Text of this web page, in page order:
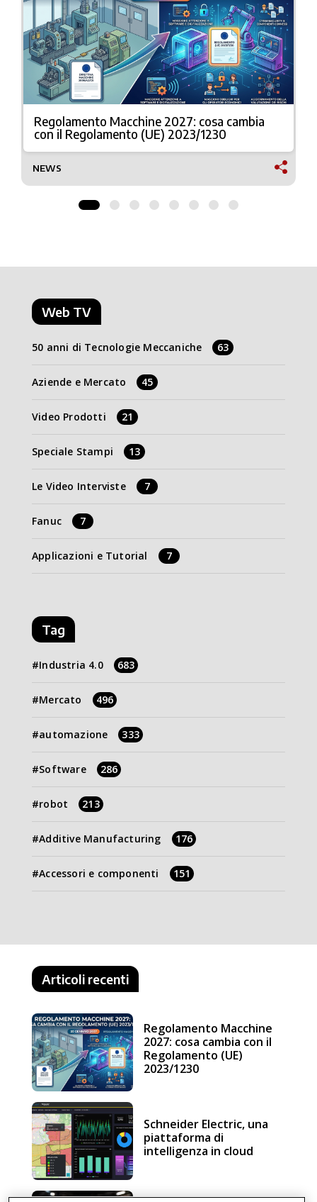
Regolamento Macchine 2027: cosa cambia
con il Regolamento (UE) 2023/1230
NEWS
Web TV
50 anni di Tecnologie Meccaniche 63
Aziende e Mercato 45
Video Prodotti 21
Speciale Stampi 13
Le Video Interviste 7
Fanuc 7
Applicazioni e Tutorial 7
Tag
Industria 4.0 683
Mercato 496
automazione 333
Software 286
robot 213
Additive Manufacturing 176
Accessori e componenti 151
Articoli recenti
Regolamento Macchine
2027: cosa cambia con il
Regolamento (UE)
2023/1230
Schneider Electric, una
piattaforma di
intelligenza in cloud